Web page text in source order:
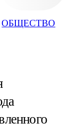
ОБЩЕСТВО